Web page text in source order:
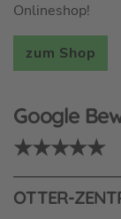
Onlineshop!
zum Shop
Google
★★★★★
OTTER-